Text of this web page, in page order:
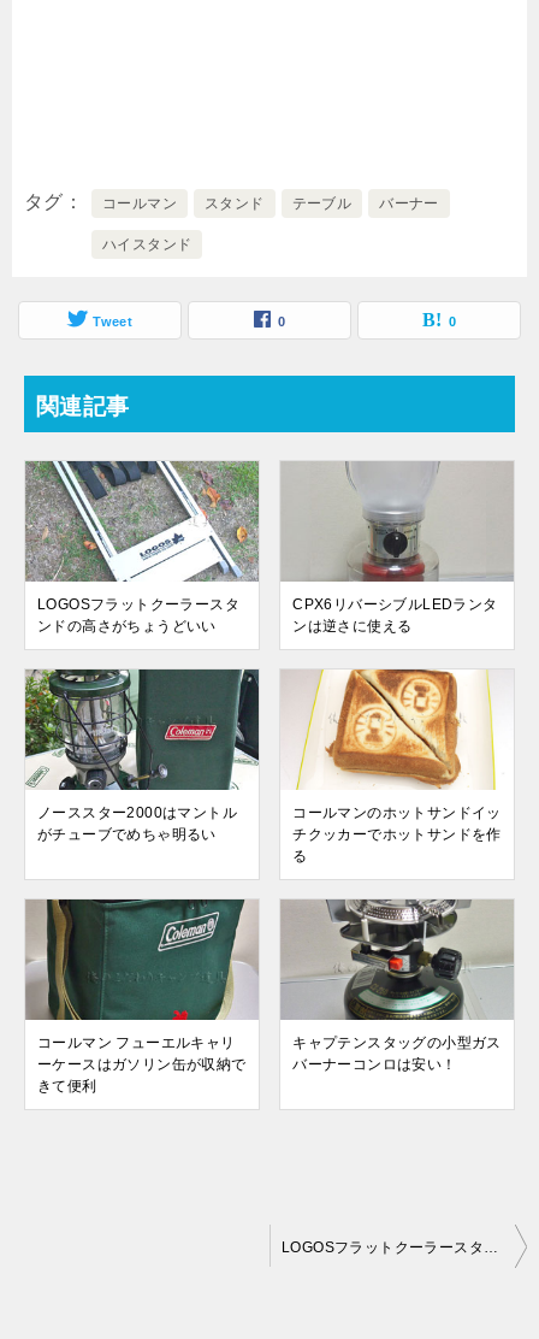
タグ コールマン スタンド テーブル バーナー
ハイスタンド
Tweet 0 0
関連記事
LOGOSフラットクーラースタ
ンドの高さがちょうどいい
CPX6リバーシブルLEDランタ
ンは逆さに使える
ノーススター2000はマントル
がチューブでめちゃ明るい
コールマンのホットサンドイッ
チクッカーでホットサンドを作
る
コールマン フューエルキャリ
ーケースはガソリン缶が収納で
きて便利
キャプテンスタッグの小型ガス
バーナーコンロは安い！